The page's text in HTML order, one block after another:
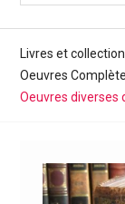
Livres et
Oeuvres
Oeuvres diverses